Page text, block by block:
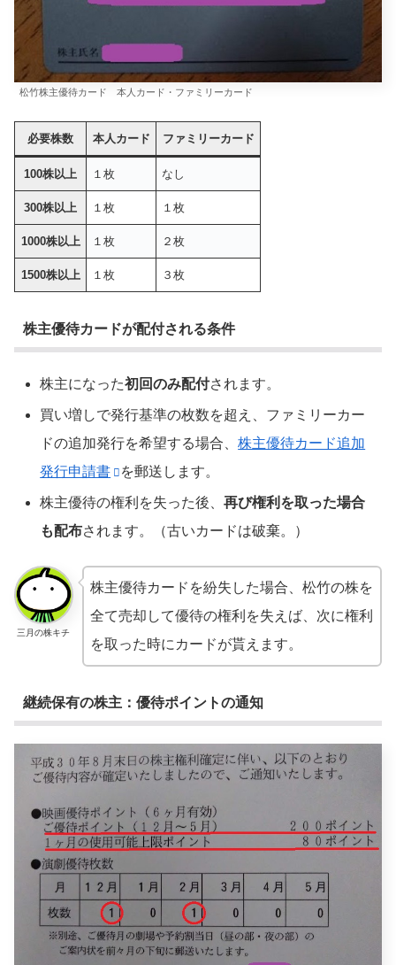
松竹株主優待カード 本人カード・ファミリーカード
必要株数 本人カード ファミリーカード
100株以上 １枚 なし
300株以上 １枚 １枚
1000株以上 １枚 ２枚
1500株以上 １枚 ３枚
株主優待カードが配付される条件
株主になった初回のみ配付されます。
買い増しで発行基準の枚数を超え、ファミリーカー
ドの追加発行を希望する場合、株主優待カード追加
発行申請書
を郵送します。
株主優待の権利を失った後、再び権利を取った場合
も配布されます。（古いカードは破棄。）
三月の株キチ
株主優待カードを紛失した場合、松竹の株を
全て売却して優待の権利を失えば、次に権利
を取った時にカードが貰えます。
継続保有の株主：優待ポイントの通知